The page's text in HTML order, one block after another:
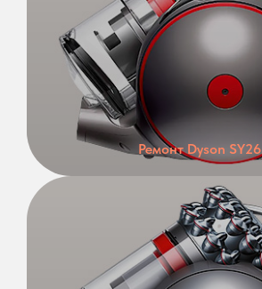
Ремонт Dyson SY26